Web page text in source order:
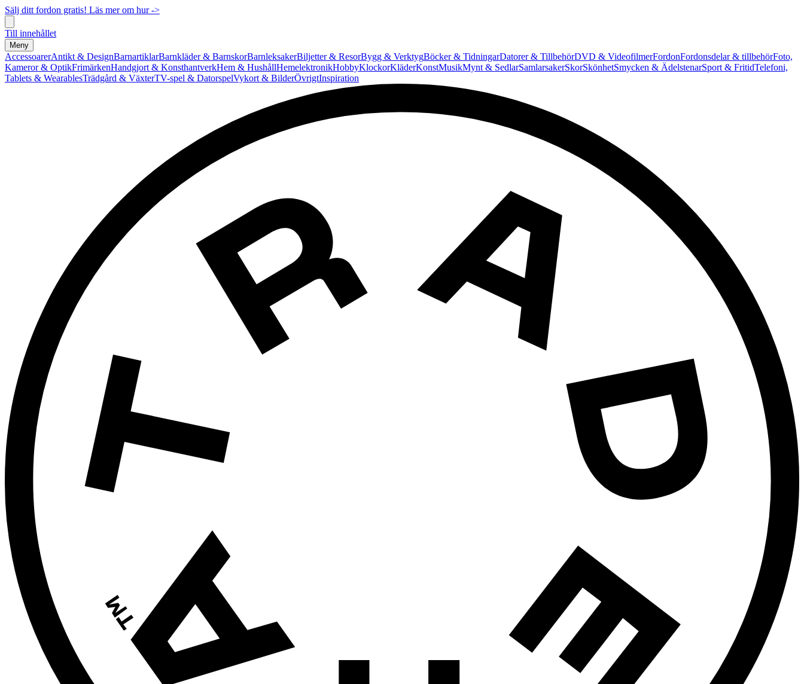
Sälj ditt fordon gratis! Läs mer om hur ->
Till innehållet
Meny
AccessoarerAntikt & DesignBarnartiklarBarnkläder & BarnskorBarnleksakerBiljetter & ResorBygg & VerktygBöcker & TidningarDatorer & TillbehörDVD & VideofilmerFordonFordonsdelar & tillbehörFoto,
Kameror & OptikFrimärkenHandgjort & KonsthantverkHem & HushållHemelektronikHobbyKlockorKläderKonstMusikMynt & SedlarSamlarsakerSkorSkönhetSmycken & ÄdelstenarSport & FritidTelefoni,
Tablets & WearablesTrädgård & VäxterTV-spel & DatorspelVykort & BilderÖvrigtInspiration